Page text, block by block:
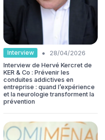
Interview •
28/04/2026
Interview de Hervé Kercret de
KER & Co : Prévenir les
conduites addictives en
entreprise : quand l’expérience
et la neurologie transforment la
prévention